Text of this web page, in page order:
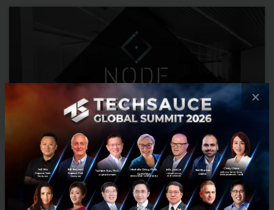
"Node" AirBnb สำหรับเช่าพื้นที่ทำงาน พลิกโฉมวงการอสังหาฯ
และ Co-working space
Startup ที่ชวนให้เจ้าของอสังหาฯ มาร่วมทำธุรกิจ co-working space
×